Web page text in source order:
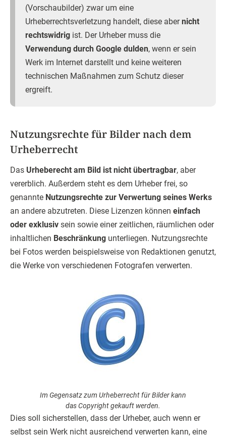
(Vorschaubilder) zwar um eine
Urheberrechtsverletzung handelt, diese abernicht
rechtswidrig ist. Der Urheber muss die
Verwendung durch Google dulden, wenn er sein
Werk im Internet darstellt und keine weiteren
technischen Maßnahmen zum Schutz dieser
ergreift.
Nutzungsrechte für Bilder nach dem
Urheberrecht
Das Urheberecht am Bild ist nicht übertragbar, aber
vererblich. Außerdem steht es dem Urheber frei, so
genannte Nutzungsrechte zur Verwertung seines Werks
an andere abzutreten. Diese Lizenzen können einfach
oder exklusiv sein sowie einer zeitlichen, räumlichen oder
inhaltlichen Beschränkung unterliegen. Nutzungsrechte
bei Fotos werden beispielsweise von Redaktionen genutzt,
die Werke von verschiedenen Fotografen verwerten.
Im Gegensatz zum Urheberrecht für Bilder kann
das Copyright gekauft werden.
Dies soll sicherstellen, dass der Urheber, auch wenn er
selbst sein Werk nicht ausreichend verwerten kann, eine